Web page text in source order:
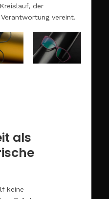
der
vereint.
als
keine